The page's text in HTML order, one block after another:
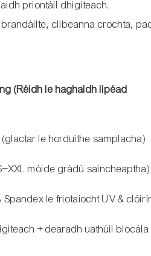
priontáil dhigiteach.
clibeanna crochta,
(Réidh le haghaidh lipéad
le horduithe samplacha)
móide grádú saincheaptha)
Spandex le friotaíocht UV &
+ dearadh uathúil blocála